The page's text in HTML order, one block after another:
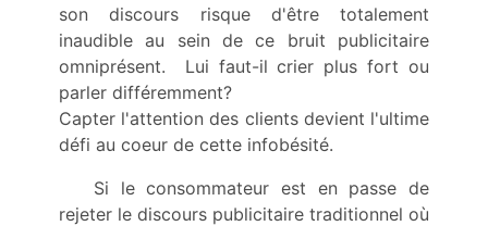
son discours risque d'être totalement
inaudible au sein de ce bruit publicitaire
omniprésent. Lui faut-il crier plus fort ou
parler différemment?
Capter l'attention des clients devient l'ultime
défi au coeur de cette infobésité.
Si le consommateur est en passe de
rejeter le discours publicitaire traditionnel où